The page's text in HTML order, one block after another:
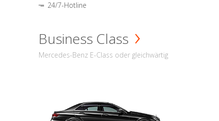
24/7-Hotline
Business Class
Mercedes-Benz E-Class oder gleichwärtig